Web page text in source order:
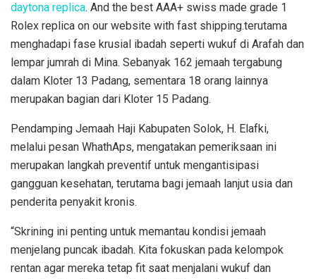
daytona replica. And the best AAA+ swiss made grade 1
Rolex replica on our website with fast shipping.terutama
menghadapi fase krusial ibadah seperti wukuf di Arafah dan
lempar jumrah di Mina. Sebanyak 162 jemaah tergabung
dalam Kloter 13 Padang, sementara 18 orang lainnya
merupakan bagian dari Kloter 15 Padang.
Pendamping Jemaah Haji Kabupaten Solok, H. Elafki,
melalui pesan WhathAps, mengatakan pemeriksaan ini
merupakan langkah preventif untuk mengantisipasi
gangguan kesehatan, terutama bagi jemaah lanjut usia dan
penderita penyakit kronis.
“Skrining ini penting untuk memantau kondisi jemaah
menjelang puncak ibadah. Kita fokuskan pada kelompok
rentan agar mereka tetap fit saat menjalani wukuf dan